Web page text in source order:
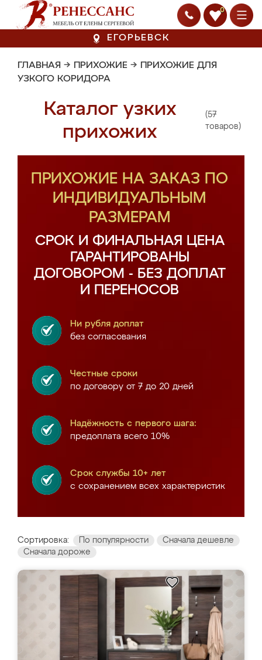
0
ЕГОРЬЕВСК
ГЛАВНАЯ → ПРИХОЖИЕ → ПРИХОЖИЕ ДЛЯ
УЗКОГО КОРИДОРА
Каталог узких
прихожих
(57
товаров)
ПРИХОЖИЕ НА ЗАКАЗ ПО
ИНДИВИДУАЛЬНЫМ
РАЗМЕРАМ
СРОК И ФИНАЛЬНАЯ ЦЕНА
ГАРАНТИРОВАНЫ
ДОГОВОРОМ - БЕЗ ДОПЛАТ
И ПЕРЕНОСОВ
Ни рубля доплат
без согласования
Честные сроки
по договору от 7 до 20 дней
Надёжность с первого шага:
предоплата всего 10%
Срок службы 10+ лет
с сохранением всех характеристик
Сортировка: По популярности
Сначала дешевле
Сначала дороже